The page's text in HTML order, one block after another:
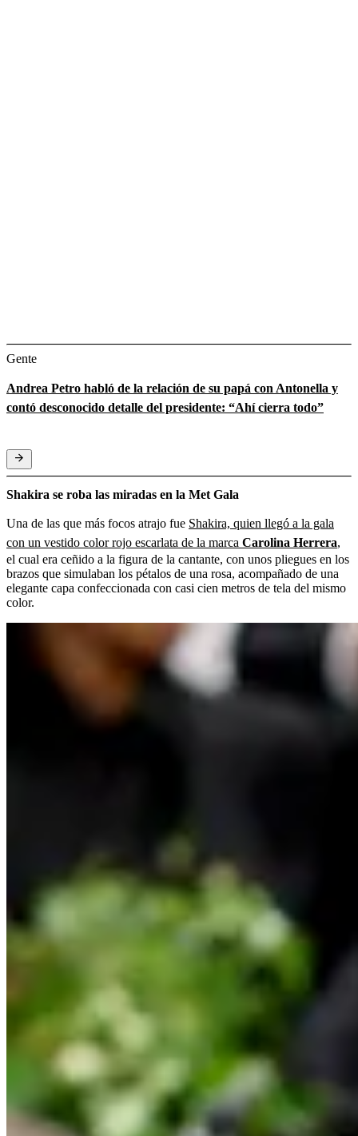
Gente
Andrea Petro habló de la relación de su papá con Antonella y
contó desconocido detalle del presidente: “Ahí cierra todo”
Shakira se roba las miradas en la Met Gala
Una de las que más focos atrajo fue Shakira, quien llegó a la gala
con un vestido color rojo escarlata de la marca Carolina Herrera,
el cual era ceñido a la figura de la cantante, con unos pliegues en los
brazos que simulaban los pétalos de una rosa, acompañado de una
elegante capa confeccionada con casi cien metros de tela del mismo
color.